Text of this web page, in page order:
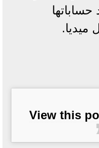
ميديا.
View this